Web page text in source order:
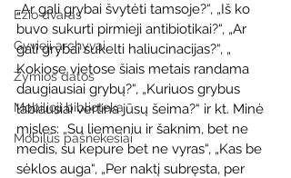
Ežio dvaras
Gyvieji archyvai
Žymios datos
Mobilioji biblioteka
Mobilūs pašnekesiai
„Ar gali grybai švytėti tamsoje?“, „Iš ko
buvo sukurti pirmieji antibiotikai?“, „Ar
gali grybai sukelti haliucinacijas?“, „
Kokiose vietose šiais metais randama
daugiausiai grybų?“, „Kuriuos grybus
labiausiai vertina jūsų šeima?“ ir kt. Minė
mįsles: „Su liemeniu ir šaknim, bet ne
medis, su kepure bet ne vyras“, „Kas be
sėklos auga“, „Per naktį subręsta, per